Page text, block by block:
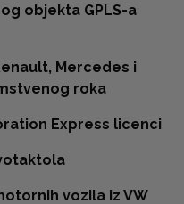
objekta GPLS-a
Mercedes i
roka
Express licenci
vozila iz VW